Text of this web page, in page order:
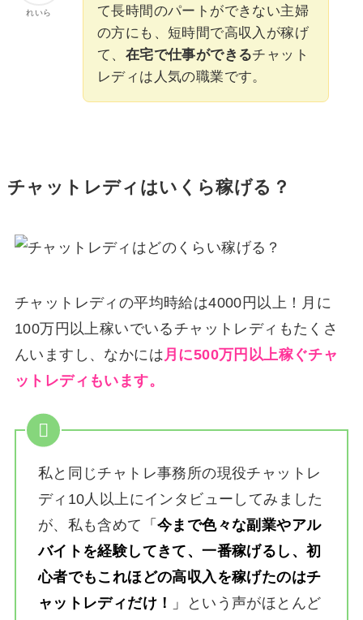
れいら
て長時間のパートができない主婦
の方にも、短時間で高収入が稼げ
て、 在宅で仕事ができるチャット
レディは人気の職業です。
チャットレディはいくら稼げる？
チャットレディの平均時給は4000円以上！月に
100万円以上稼いでいるチャットレディもたくさ
んいますし、なかには 月に500万円以上稼ぐチャ
ットレディもいます。
私と同じチャトレ事務所の現役チャットレ
ディ10人以上にインタビューしてみました
が、私も含めて
「今まで色々な副業やアル
バイトを経験してきて、一番稼げるし、初
心者でもこれほどの高収入を稼げたのはチ
ャットレディだけ！
」
という声がほとんど